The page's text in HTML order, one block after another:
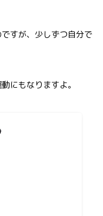
すが、少しずつ自分で
にもなりますよ。